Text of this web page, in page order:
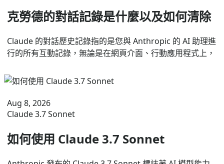
克勞德的對話記錄是什麼以及如何清除
Claude 的對話歷史記錄指的是您與 Anthropic 的 AI 助理進
行的所有互動記錄，無論是在網頁介面、行動應用程式上，
Aug 8, 2026
Claude 3.7 Sonnet
如何使用 Claude 3.7 Sonnet